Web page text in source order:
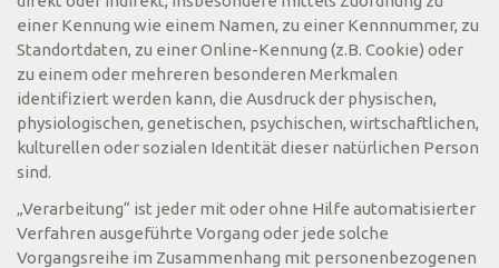
einer Kennung wie einem Namen, zu einer Kennnummer, zu
Standortdaten, zu einer Online-Kennung (z.B. Cookie) oder
zu einem oder mehreren besonderen Merkmalen
identifiziert werden kann, die Ausdruck der physischen,
physiologischen, genetischen, psychischen, wirtschaftlichen,
kulturellen oder sozialen Identität dieser natürlichen Person
sind.
„Verarbeitung“ ist jeder mit oder ohne Hilfe automatisierter
Verfahren ausgeführte Vorgang oder jede solche
Vorgangsreihe im Zusammenhang mit personenbezogenen